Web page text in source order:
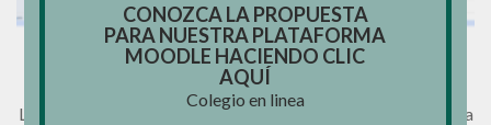
AGENDA DE TAREAS
31/10/2019 Raffele Orefice
La AGENDA que utilizamos en la Plataforma Colegio en línea
CONOZCA LA PROPUESTA
PARA NUESTRA PLATAFORMA
MOODLE HACIENDO CLIC
AQUÍ
Colegio en linea